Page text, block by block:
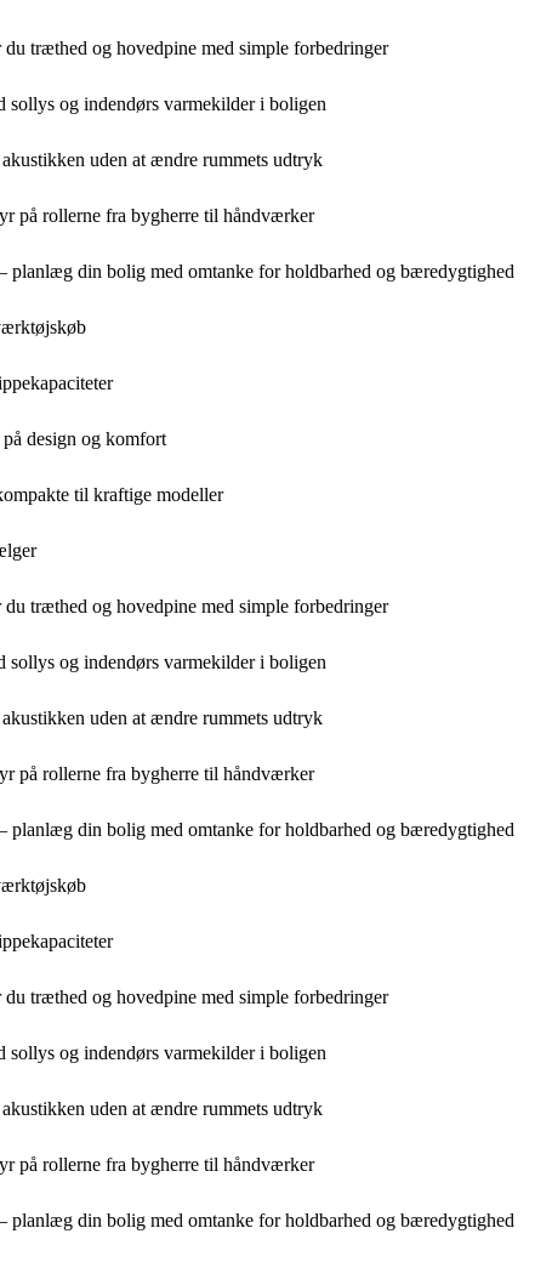
træthed og hovedpine med simple forbedringer
sollys og indendørs varmekilder i boligen
uden at ændre rummets udtryk
på rollerne fra bygherre til håndværker
planlæg din bolig med omtanke for holdbarhed og bæredygtighed
design og komfort
til kraftige modeller
træthed og hovedpine med simple forbedringer
sollys og indendørs varmekilder i boligen
uden at ændre rummets udtryk
på rollerne fra bygherre til håndværker
planlæg din bolig med omtanke for holdbarhed og bæredygtighed
træthed og hovedpine med simple forbedringer
sollys og indendørs varmekilder i boligen
uden at ændre rummets udtryk
på rollerne fra bygherre til håndværker
planlæg din bolig med omtanke for holdbarhed og bæredygtighed